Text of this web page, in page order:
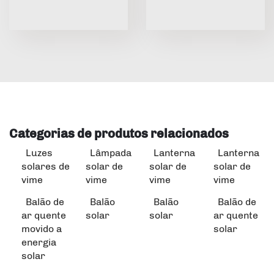
Categorias de produtos relacionados
Luzes
solares de
vime
Lâmpada
solar de
vime
Lanterna
solar de
vime
Lanterna
solar de
vime
Balão de
ar quente
movido a
energia
solar
Balão
solar
Balão
solar
Balão de
ar quente
solar